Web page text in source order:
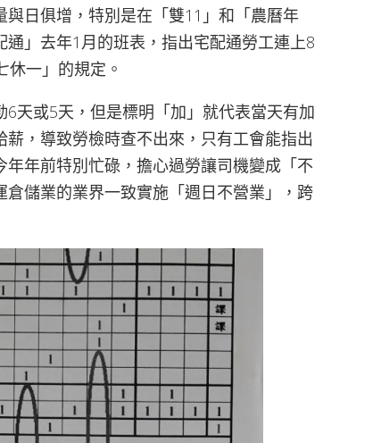
日俱增，特別是在「雙11」和「農曆年
」去年1月的班表，指出宅配通勞工連上8
一」的規定。
天或5天，但是標明「加」就代表當天有加
，導致勞檢時查不出來，只有工會能指出
年前特別忙碌，擔心過勞讓司機變成「不
儲業的業界一致實施「週日不營業」，跨